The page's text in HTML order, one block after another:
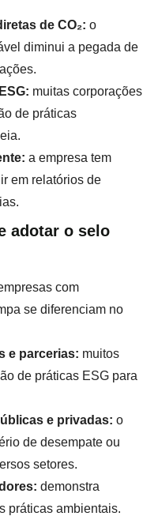
de CO₂: o
diminui a pegada de
muitas corporações
de práticas
a empresa tem
em relatórios de
adotar o selo
com
se diferenciam no
e parcerias: muitos
de práticas ESG para
e privadas: o
de desempate ou
setores.
demonstra
práticas ambientais.